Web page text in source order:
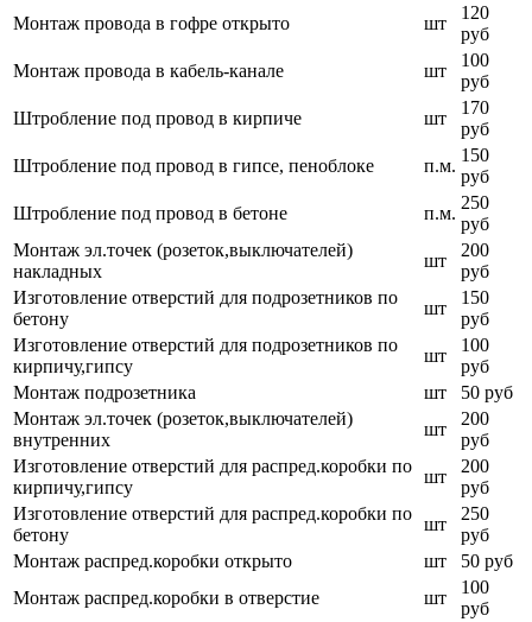
Монтаж провода в гофре открыто
шт
120
руб
Монтаж провода в кабель-канале
шт
100
руб
Штробление под провод в кирпиче
шт
170
руб
Штробление под провод в гипсе, пеноблоке
п.м.
150
руб
Штробление под провод в бетоне
п.м.
250
руб
Монтаж эл.точек (розеток,выключателей)
накладных
шт
200
руб
Изготовление отверстий для подрозетников по
бетону
шт
150
руб
Изготовление отверстий для подрозетников по
кирпичу,гипсу
шт
100
руб
Монтаж подрозетника
шт
50 руб
Монтаж эл.точек (розеток,выключателей)
внутренних
шт
200
руб
Изготовление отверстий для распред.коробки по
кирпичу,гипсу
шт
200
руб
Изготовление отверстий для распред.коробки по
бетону
шт
250
руб
Монтаж распред.коробки открыто
шт
50 руб
Монтаж распред.коробки в отверстие
шт
100
руб